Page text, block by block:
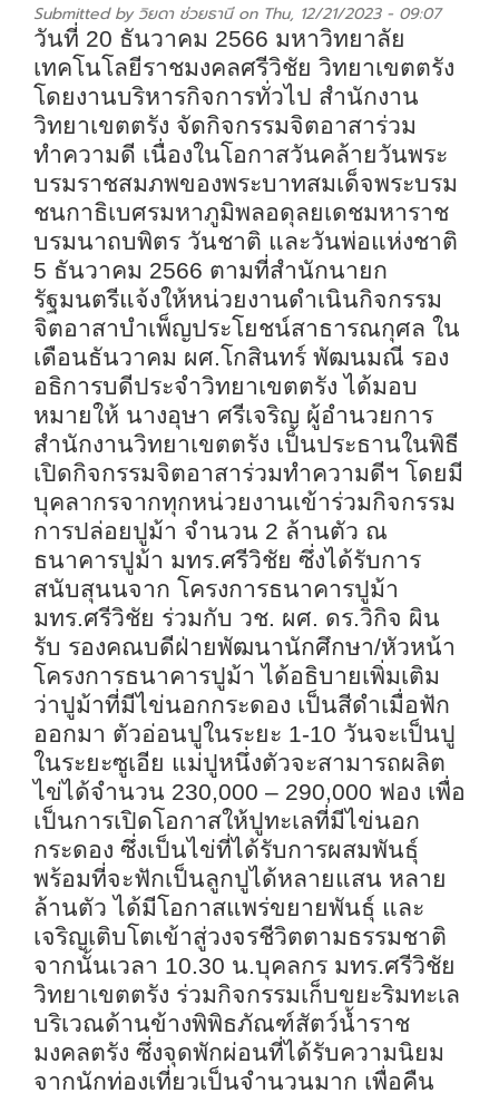
Submitted byวิยดา ช่วยธานีon Thu, 12/21/2023 - 09:07
วันที่ 20 ธันวาคม 2566 มหาวิทยาลัย
เทคโนโลยีราชมงคลศรีวิชัย วิทยาเขตตรัง
โดยงานบริหารกิจการทั่วไป สำนักงาน
วิทยาเขตตรัง จัดกิจกรรมจิตอาสาร่วม
ทำความดี เนื่องในโอกาสวันคล้ายวันพระ
บรมราชสมภพของพระบาทสมเด็จพระบรม
ชนกาธิเบศรมหาภูมิพลอดุลยเดชมหาราช
บรมนาถบพิตร วันชาติ และวันพ่อแห่งชาติ
5 ธันวาคม 2566 ตามที่สำนักนายก
รัฐมนตรีแจ้งให้หน่วยงานดำเนินกิจกรรม
จิตอาสาบำเพ็ญประโยชน์สาธารณกุศล ใน
เดือนธันวาคม ผศ.โกสินทร์ พัฒนมณี รอง
อธิการบดีประจำวิทยาเขตตรัง ได้มอบ
หมายให้ นางอุษา ศรีเจริญ ผู้อำนวยการ
สำนักงานวิทยาเขตตรัง เป็นประธานในพิธี
เปิดกิจกรรมจิตอาสาร่วมทำความดีฯ โดยมี
บุคลากรจากทุกหน่วยงานเข้าร่วมกิจกรรม
การปล่อยปูม้า จำนวน 2 ล้านตัว ณ
ธนาคารปูม้า มทร.ศรีวิชัย ซึ่งได้รับการ
สนับสุนนจาก โครงการธนาคารปูม้า
มทร.ศรีวิชัย ร่วมกับ วช. ผศ. ดร.วิกิจ ผิน
รับ รองคณบดีฝ่ายพัฒนานักศึกษา/หัวหน้า
โครงการธนาคารปูม้า ได้อธิบายเพิ่มเติม
ว่าปูม้าที่มีไข่นอกกระดอง เป็นสีดำเมื่อฟัก
ออกมา ตัวอ่อนปูในระยะ 1-10 วันจะเป็นปู
ในระยะซูเอีย แม่ปูหนึ่งตัวจะสามารถผลิต
ไข่ได้จำนวน 230,000 – 290,000 ฟอง เพื่อ
เป็นการเปิดโอกาสให้ปูทะเลที่มีไข่นอก
กระดอง ซึ่งเป็นไข่ที่ได้รับการผสมพันธุ์
พร้อมที่จะฟักเป็นลูกปูได้หลายแสน หลาย
ล้านตัว ได้มีโอกาสแพร่ขยายพันธุ์ และ
เจริญเติบโตเข้าสู่วงจรชีวิตตามธรรมชาติ
จากนั้นเวลา 10.30 น.บุคลกร มทร.ศรีวิชัย
วิทยาเขตตรัง ร่วมกิจกรรมเก็บขยะริมทะเล
บริเวณด้านข้างพิพิธภัณฑ์สัตว์น้ำราช
มงคลตรัง ซึ่งจุดพักผ่อนที่ได้รับความนิยม
จากนักท่องเที่ยวเป็นจำนวนมาก เพื่อคืน